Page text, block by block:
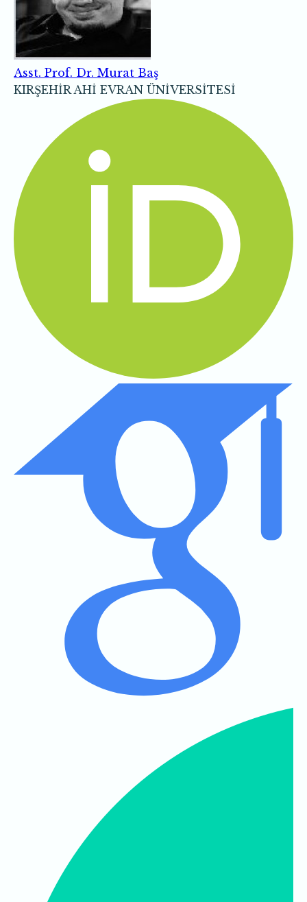
Asst. Prof. Dr. Murat Baş
KIRŞEHİR AHİ EVRAN ÜNİVERSİTESİ